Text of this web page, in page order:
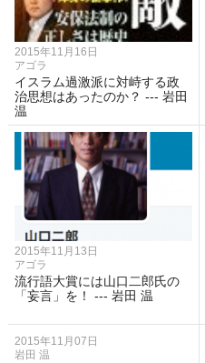
2015年11月16日
アゴラ
イスラム過激派に対峙する政
治思想はあったのか？ --- 岩田
温
2015年11月13日
アゴラ
流行語大賞には山口二郎氏の
「妄言」を！ --- 岩田 温
2015年11月07日
岩田 温